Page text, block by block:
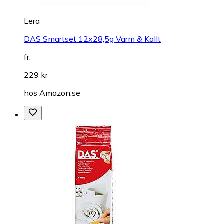
Lera
DAS Smartset 12x28,5g Varm & Kallt
fr.
229 kr
hos Amazon.se